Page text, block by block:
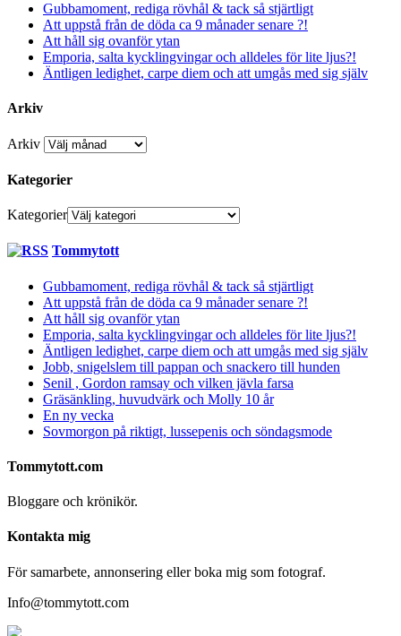
Gubbamoment, rediga rövhål & tack så stjärtligt
Att uppstå från de döda ca 9 månader senare ?!
Att håll sig ovanför ytan
Emporia, salta kycklingvingar och alldeles för lite ljus?!
Äntligen ledighet, carpe diem och att umgås med sig själv
Arkiv
Arkiv
Kategorier
Kategorier
Tommytott
Gubbamoment, rediga rövhål & tack så stjärtligt
Att uppstå från de döda ca 9 månader senare ?!
Att håll sig ovanför ytan
Emporia, salta kycklingvingar och alldeles för lite ljus?!
Äntligen ledighet, carpe diem och att umgås med sig själv
Jobb, snigelslem till pappan och snackero till hunden
Senil , Gordon ramsay och vilken jävla farsa
Gräsänkling, huvudvärk och Molly 10 år
En ny vecka
Sovmorgon på riktigt, lussepenis och söndagsmode
Tommytott.com
Bloggare och krönikör.
Kontakta mig
För samarbete, annonsering eller boka mig som fotograf.
Info@tommytott.com